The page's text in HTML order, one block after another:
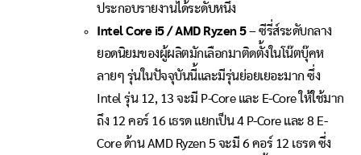
ประกอบรายงานได้ระดับหนึ่ง
Intel Core i5 / AMD Ryzen 5– ซีรี่ส์ระดับกลาง
ยอดนิยมของผู้ผลิตมักเลือกมาติดตั้งในโน๊ตบุ๊คห
ลายๆ รุ่นในปัจจุบันนี้และมีรุ่นย่อยเยอะมาก ซึ่ง
Intel รุ่น 12, 13 จะมี P-Core และ E-Core ให้ใช้มาก
ถึง 12 คอร์ 16 เธรด แยกเป็น 4 P-Core และ 8 E-
Core ด้าน AMD Ryzen 5 จะมี 6 คอร์ 12 เธรด ซึ่ง